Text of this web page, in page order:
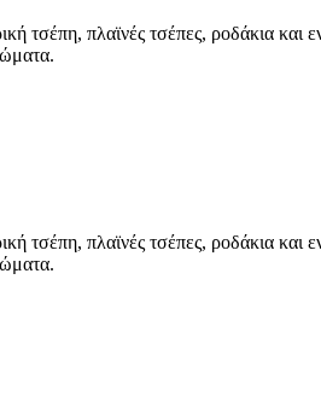
τσέπη, πλαϊνές τσέπες, ροδάκια και
τσέπη, πλαϊνές τσέπες, ροδάκια και